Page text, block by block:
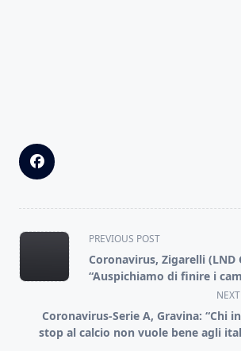
<span
class="nav-
subtitle
reader-
text">Page</span>
PREVIOUS POST
Coronavirus, Zigarelli (LND
“Auspichiamo di finire i
Coronavirus-Serie A, Gravina: “Chi
stop al calcio non vuole bene agli